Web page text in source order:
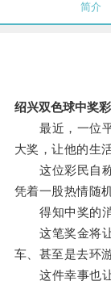
简介
绍兴双色球中奖
最近，一位平
大奖，让他的生
这位彩民自称
凭着一股热情随
得知中奖的消
这笔奖金将让
车、甚至是去环
这件幸事也让